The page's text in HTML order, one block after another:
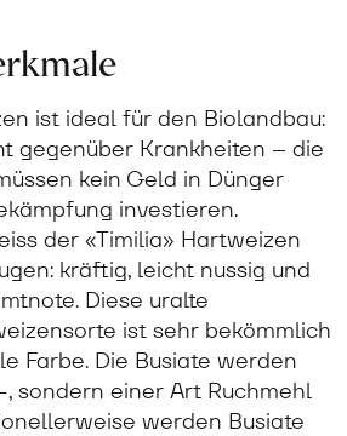
ist ideal für den Biolandbau:
gegenüber Krankheiten – die
kein Geld in Dünger
investieren.
der «Timilia» Hartweizen
kräftig, leicht nussig und
Diese uralte
ist sehr bekömmlich
Farbe. Die Busiate werden
sondern einer Art Ruchmehl
werden Busiate